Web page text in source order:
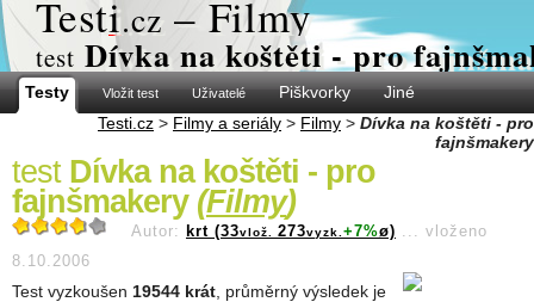
Testi.cz – Filmy
test Dívka na koštěti - pro
Testy Vložit test Uživatelé Piškvorky
Jiné
Testi.cz > Filmy a seriály > Filmy > Dívka na koštěti - pro
fajnšmakery
test Dívka na koštěti - pro
fajnšmakery (Filmy)
Autor: krt (33vlož. 273vyzk. +7%ø) ... vloženo
8.10.2006
Test vyzkoušen 19544 krát , průměrný výsledek je